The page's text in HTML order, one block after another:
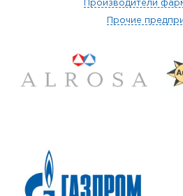
Производители
Прочие